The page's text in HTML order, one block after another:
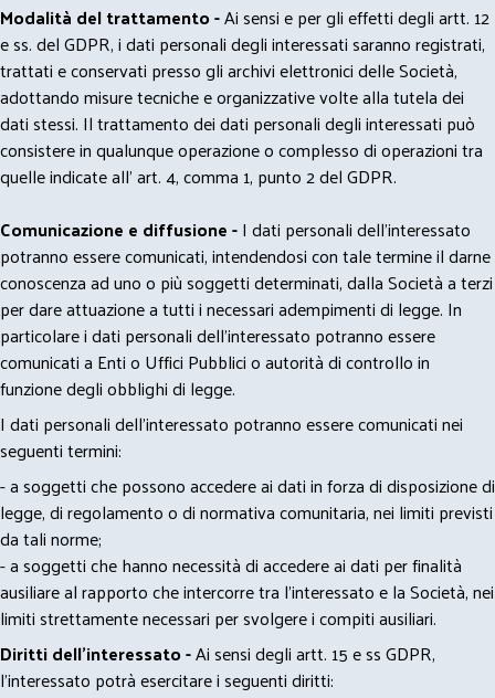
Modalità del trattamento -Ai sensi e per gli effetti degli artt. 12
e ss. del GDPR, i dati personali degli interessati saranno registrati,
trattati e conservati presso gli archivi elettronici delle Società,
adottando misure tecniche e organizzative volte alla tutela dei
dati stessi. Il trattamento dei dati personali degli interessati può
consistere in qualunque operazione o complesso di operazioni tra
quelle indicate all' art. 4, comma 1, punto 2 del GDPR.
Comunicazione e diffusione -I dati personali dell’interessato
potranno essere comunicati, intendendosi con tale termine il darne
conoscenza ad uno o più soggetti determinati, dalla Società a terzi
per dare attuazione a tutti i necessari adempimenti di legge. In
particolare i dati personali dell’interessato potranno essere
comunicati a Enti o Uffici Pubblici o autorità di controllo in
funzione degli obblighi di legge.
I dati personali dell’interessato potranno essere comunicati nei
seguenti termini:
- a soggetti che possono accedere ai dati in forza di disposizione di
legge, di regolamento o di normativa comunitaria, nei limiti previsti
da tali norme;
- a soggetti che hanno necessità di accedere ai dati per finalità
ausiliare al rapporto che intercorre tra l’interessato e la Società, nei
limiti strettamente necessari per svolgere i compiti ausiliari.
Diritti dell’interessato -Ai sensi degli artt. 15 e ss GDPR,
l’interessato potrà esercitare i seguenti diritti: